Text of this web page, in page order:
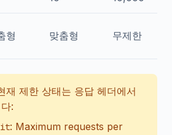
형 맞춤형 무제한
재 제한 상태는 응답 헤더에서
:
: Maximum requests per